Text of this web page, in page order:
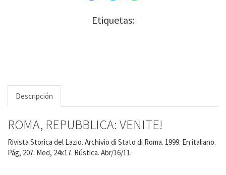
Etiquetas:
Descripción
ROMA, REPUBBLICA: VENITE!
Rivista Storica del Lazio. Archivio di Stato di Roma. 1999. En italiano.
Pág, 207. Med, 24x17. Rústica. Abr/16/11.